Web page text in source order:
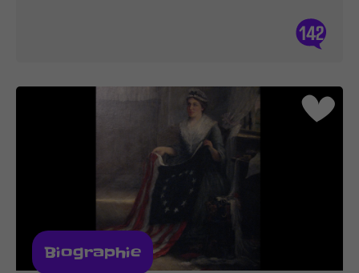
142
Biographie